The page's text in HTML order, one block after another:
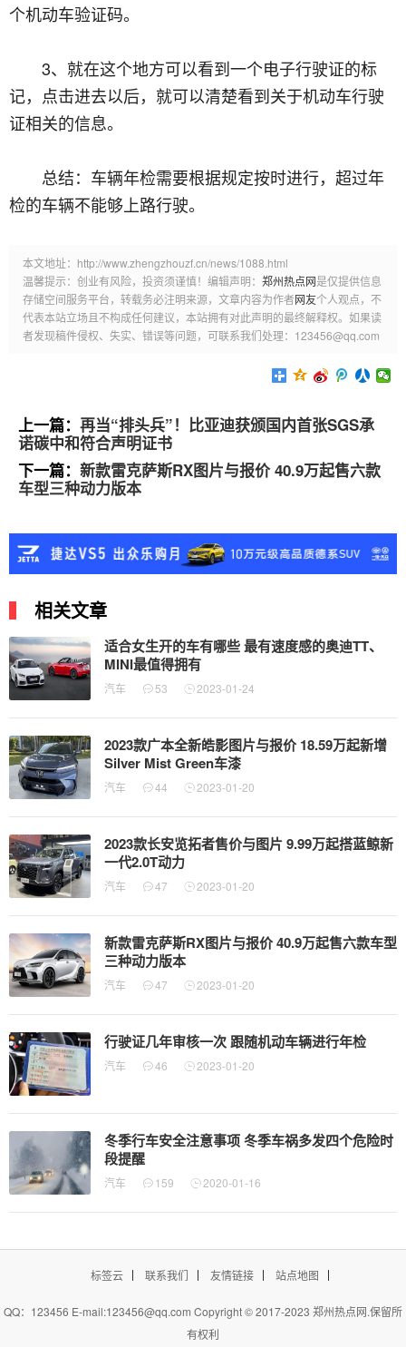
个机动车验证码。
3、就在这个地方可以看到一个电子行驶证的标
记，点击进去以后，就可以清楚看到关于机动车行驶
证相关的信息。
总结：车辆年检需要根据规定按时进行，超过年
检的车辆不能够上路行驶。
本文地址：http://www.zhengzhouzf.cn/news/1088.html
温馨提示：创业有风险，投资须谨慎！编辑声明： 郑州热点网是仅提供信息
存储空间服务平台，转载务必注明来源，文章内容为作者网友个人观点，不
代表本站立场且不构成任何建议，本站拥有对此声明的最终解释权。如果读
者发现稿件侵权、失实、错误等问题，可联系我们处理：123456@qq.com
上一篇： 再当“排头兵”！比亚迪获颁国内首张SGS承
诺碳中和符合声明证书
下一篇： 新款雷克萨斯RX图片与报价 40.9万起售六款
车型三种动力版本
相关文章
适合女生开的车有哪些 最有速度感的奥迪TT、
MINI最值得拥有
汽车 53 2023-01-24
2023款广本全新皓影图片与报价 18.59万起新增
Silver Mist Green车漆
汽车 44 2023-01-20
2023款长安览拓者售价与图片 9.99万起搭蓝鲸新
一代2.0T动力
汽车 47 2023-01-20
新款雷克萨斯RX图片与报价 40.9万起售六款车型
三种动力版本
汽车 47 2023-01-20
行驶证几年审核一次 跟随机动车辆进行年检
汽车 46 2023-01-20
冬季行车安全注意事项 冬季车祸多发四个危险时
段提醒
汽车 159 2020-01-16
标签云 联系我们 友情链接 站点地图
QQ：123456 E-mail:123456@qq.com Copyright © 2017-2023 郑州热点网.保留所
有权利